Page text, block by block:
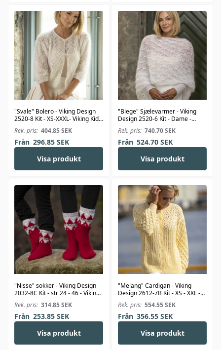
"Svale" Bolero - Viking Design
2520-8 Kit - XS-XXXL- Viking Kid-
Silk
Rek. pris: 404.85SEK
Från 296.85SEK
Visa produkt
"Blege" Sjælevarmer - Viking
Design 2520-6 Kit - Dame -
Viking Kid-Silk
Rek. pris: 740.70SEK
Från 524.70SEK
Visa produkt
"Nisse" sokker - Viking Design
2032-8C Kit - str 24 - 46 - Viking
Alpaca Storm
Rek. pris: 314.85SEK
Från 253.85SEK
Visa produkt
"Melang" Cardigan - Viking
Design 2612-7B Kit - XS - XXL -
Viking Bambino
Rek. pris: 554.55SEK
Från 356.55SEK
Visa produkt